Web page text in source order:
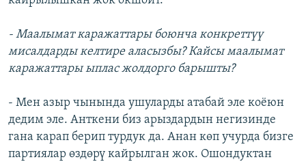
- Маалымат каражаттары боюнча конкреттүү
мисалдарды келтире аласызбы? Кайсы маалымат
каражаттары ыплас жолдорго барышты?
- Мен азыр чынында ушуларды атабай эле коёюн
дедим эле. Анткени биз арыздардын негизинде
гана карап берип турдук да. Анан көп учурда бизге
партиялар өздөрү кайрылган жок. Ошондуктан